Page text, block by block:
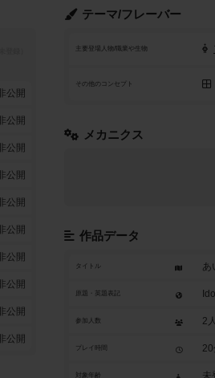
テーマ/フレーバー
主要登場人物/職業や生物
その他のコンセプト
メカニクス
作品データ
タイトル あ
原題・英題表記
参加人数 2
プレイ時間
対象年齢 未
公開
公開
公開
公開
公開
公開
公開
公開
公開
公開